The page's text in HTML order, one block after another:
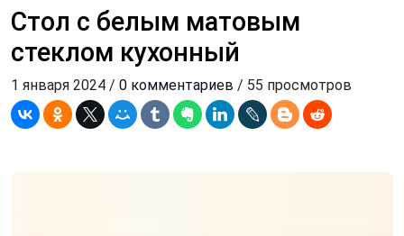
Стол с белым матовым
стеклом кухонный
1 января 2024 / 0 комментариев / 55 просмотров